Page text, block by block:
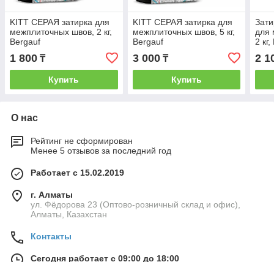
KITT СЕРАЯ затирка для
межплиточных швов, 2 кг,
Bergauf
1 800 ₸
Купить
KITT СЕРАЯ затирка для
межплиточных швов, 5 кг,
Bergauf
3 000₸
Купить
для
2
2
О нас
Рейтинг не сформирован
Менее 5 отзывов за последний год
Работает с 15.02.2019
г. Алматы
ул. Фёдорова 23 (Оптово-розничный склад и офис),
Алматы, Казахстан
Контакты
Сегодня работает с 09:00 до 18:00